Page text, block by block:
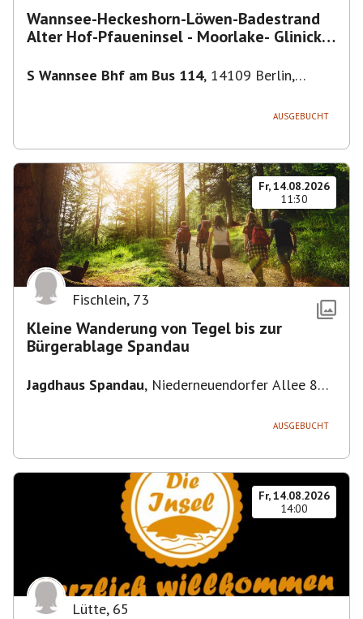
Wannsee-Heckeshorn-Löwen-Badestrand
Alter Hof-Pfaueninsel - Moorlake- Glinicker
S Wannsee Bhf am Bus 114, 14109 Berlin,
AUSGEBUCHT
Fr, 14.08.2026
11:30
Fischlein, 73
Kleine Wanderung von Tegel bis zur
Bürgerablage Spandau
Jagdhaus Spandau, Niederneuendorfer Allee 80,
AUSGEBUCHT
Fr, 14.08.2026
14:00
Lütte, 65